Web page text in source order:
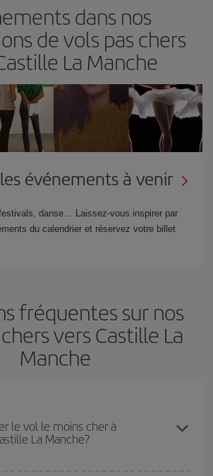
dans nos
de vols pas chers
La Manche
événements à venir
danse… Laissez-vous inspirer par
du calendrier et réservez votre billet
fréquentes sur nos
vers Castille La
Manche
le vol le moins cher à
La Manche?